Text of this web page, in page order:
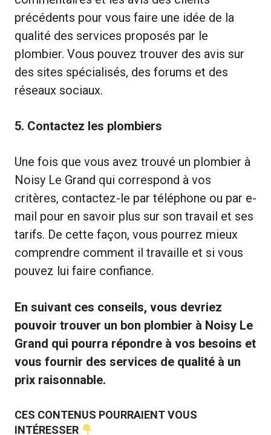
précédents pour vous faire une idée de la
qualité des services proposés par le
plombier. Vous pouvez trouver des avis sur
des sites spécialisés, des forums et des
réseaux sociaux.
5. Contactez les plombiers
Une fois que vous avez trouvé un plombier à
Noisy Le Grand qui correspond à vos
critères, contactez-le par téléphone ou par e-
mail pour en savoir plus sur son travail et ses
tarifs. De cette façon, vous pourrez mieux
comprendre comment il travaille et si vous
pouvez lui faire confiance.
En suivant ces conseils, vous devriez
pouvoir trouver un bon plombier à Noisy Le
Grand qui pourra répondre à vos besoins et
vous fournir des services de qualité à un
prix raisonnable.
CES CONTENUS POURRAIENT VOUS
INTÉRESSER